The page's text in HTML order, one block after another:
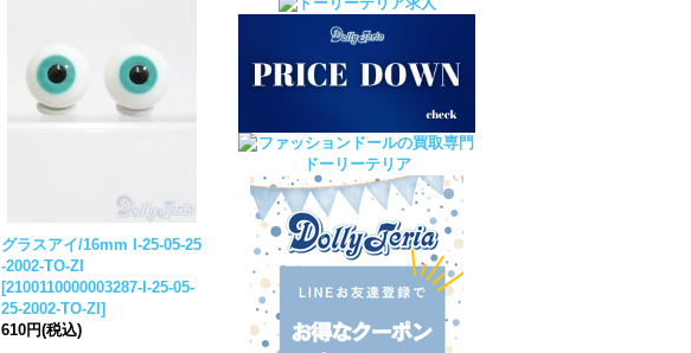
グラスアイ/16mm I-25-05-25
-2002-TO-ZI
[2100110000003287-I-25-05-
25-2002-TO-ZI ]
610円(税込)